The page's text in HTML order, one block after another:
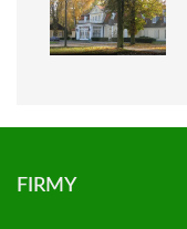
FIRMY